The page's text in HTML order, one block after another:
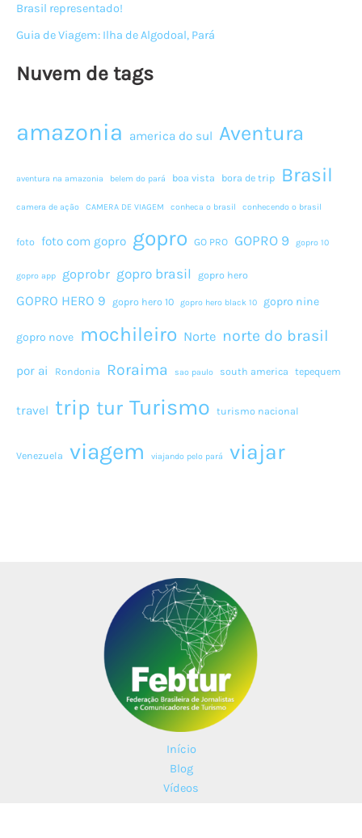
Brasil representado!
Guia de Viagem: Ilha de Algodoal, Pará
Nuvem de tags
amazonia america do sul Aventura
aventura na amazonia belem do pará boa vista bora de trip Brasil
camera de ação CAMERA DE VIAGEM conheca o brasil conhecendo o brasil
foto foto com gopro gopro GO PRO GOPRO 9 gopro 10
gopro app goprobr gopro brasil gopro hero
GOPRO HERO 9 gopro hero 10 gopro hero black 10 gopro nine
gopro nove mochileiro Norte norte do brasil
por ai Rondonia Roraima sao paulo south america tepequem
travel trip tur Turismo turismo nacional
Venezuela viagem viajando pelo pará viajar
Início
Blog
Vídeos